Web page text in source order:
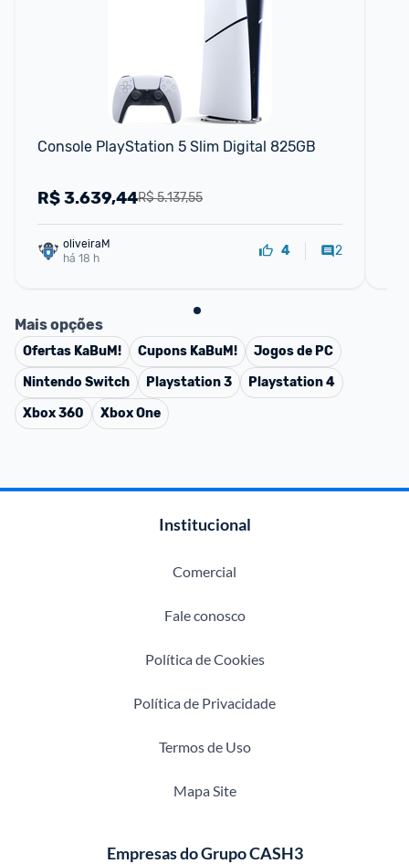
Console PlayStation 5 Slim Digital 825GB
R$ 5.137,55
R$3.639,44
oliveiraM
há 18 h
4 2
Mais opções
Ofertas KaBuM! Cupons KaBuM!
Jogos de PC
Nintendo Switch
Playstation 3
Playstation 4
Xbox 360
Xbox One
Institucional
Comercial
Fale conosco
Política de Cookies
Política de Privacidade
Termos de Uso
Mapa Site
Empresas do Grupo CASH3